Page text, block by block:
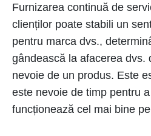
Furnizarea continuă de
clienților poate stabili un
pentru marca dvs.,
gândească la afacerea dvs.
nevoie de un produs. Este
este nevoie de timp pentru
funcționează cel mai bine